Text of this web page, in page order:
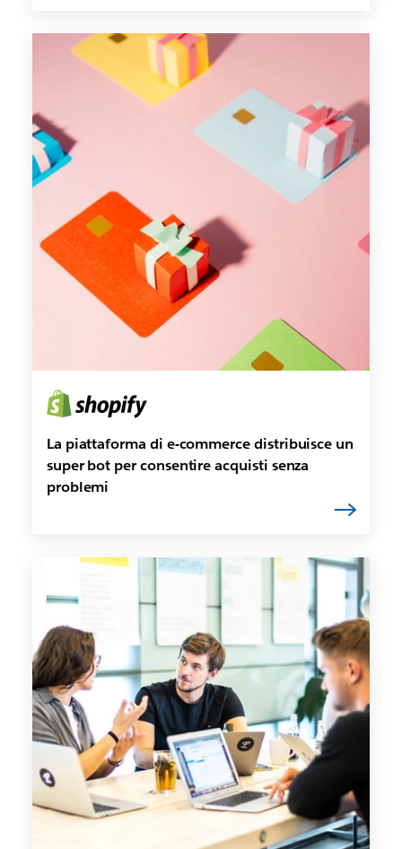
La piattaforma di e-commerce distribuisce un
super bot per consentire acquisti senza
problemi